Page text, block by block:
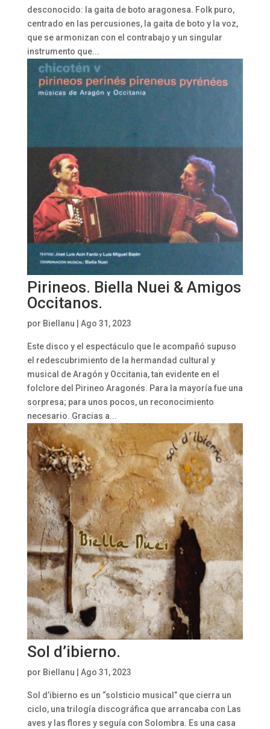
desconocido: la gaita de boto aragonesa. Folk puro,
centrado en las percusiones, la gaita de boto y la voz,
que se armonizan con el contrabajo y un singular
instrumento que...
Pirineos. Biella Nuei & Amigos
Occitanos.
por Biellanu Ago 31, 2023
Este disco y el espectáculo que le acompañó supuso
el redescubrimiento de la hermandad cultural y
musical de Aragón y Occitania, tan evidente en el
folclore del Pirineo Aragonés. Para la mayoría fue una
sorpresa; para unos pocos, un reconocimiento
necesario. Gracias a...
Sol d’ibierno.
por Biellanu Ago 31, 2023
Sol d’ibierno es un “solsticio musical” que cierra un
ciclo, una trilogía discográfica que arrancaba con Las
aves y las flores y seguía con Solombra. Es una casa